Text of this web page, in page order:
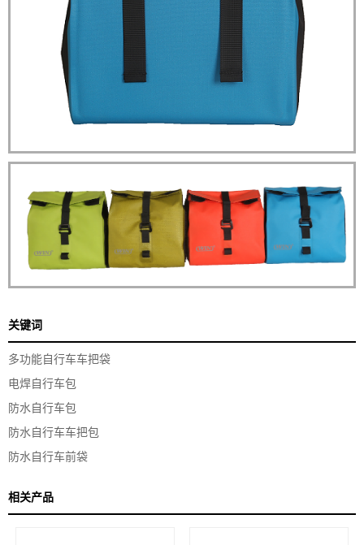
关键词
多功能自行车车把袋
电焊自行车包
防水自行车包
防水自行车车把包
防水自行车前袋
相关产品